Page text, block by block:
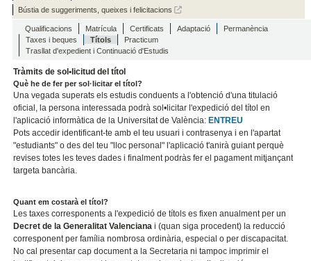
Bústia de suggeriments, queixes i felicitacions
Qualificacions Matrícula Certificats Adaptació
Permanència
Taxes i beques
Títols
Practicum
Trasllat d'expedient i Continuació d'Estudis
Tràmits de sol•licitud del títol
Què he de fer per sol·licitar el títol?
Una vegada superats els estudis conduents a l'obtenció d'una titulació
oficial, la persona interessada podrà sol•licitar l'expedició del títol en
l'aplicació informàtica de la Universitat de València: ENTREU
Pots accedir identificant-te amb el teu usuari i contrasenya i en l'apartat
"estudiants" o des del teu "lloc personal" l'aplicació t'anirà guiant perquè
revises totes les teves dades i finalment podràs fer el pagament mitjançant
targeta bancària.
Quant em costarà el títol?
Les taxes corresponents a l'expedició de títols es fixen anualment per un
Decret de la Generalitat Valenciana i (quan siga procedent) la reducció
corresponent per família nombrosa ordinària, especial o per discapacitat.
No cal presentar cap document a la Secretaria ni tampoc imprimir el